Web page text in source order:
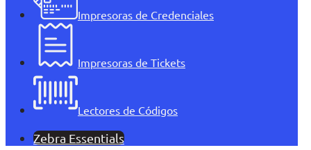
Impresoras de Credenciales
Impresoras de Tickets
Lectores de Códigos
Zebra Essentials